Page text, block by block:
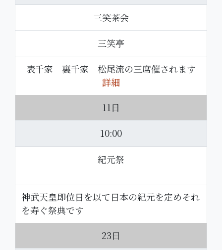
三笑茶会
三笑亭
表千家 裏千家 松尾流の三席催されます
詳細
11日
10:00
紀元祭
神武天皇即位日を以て日本の紀元を定めそれ
を寿ぐ祭典です
23日